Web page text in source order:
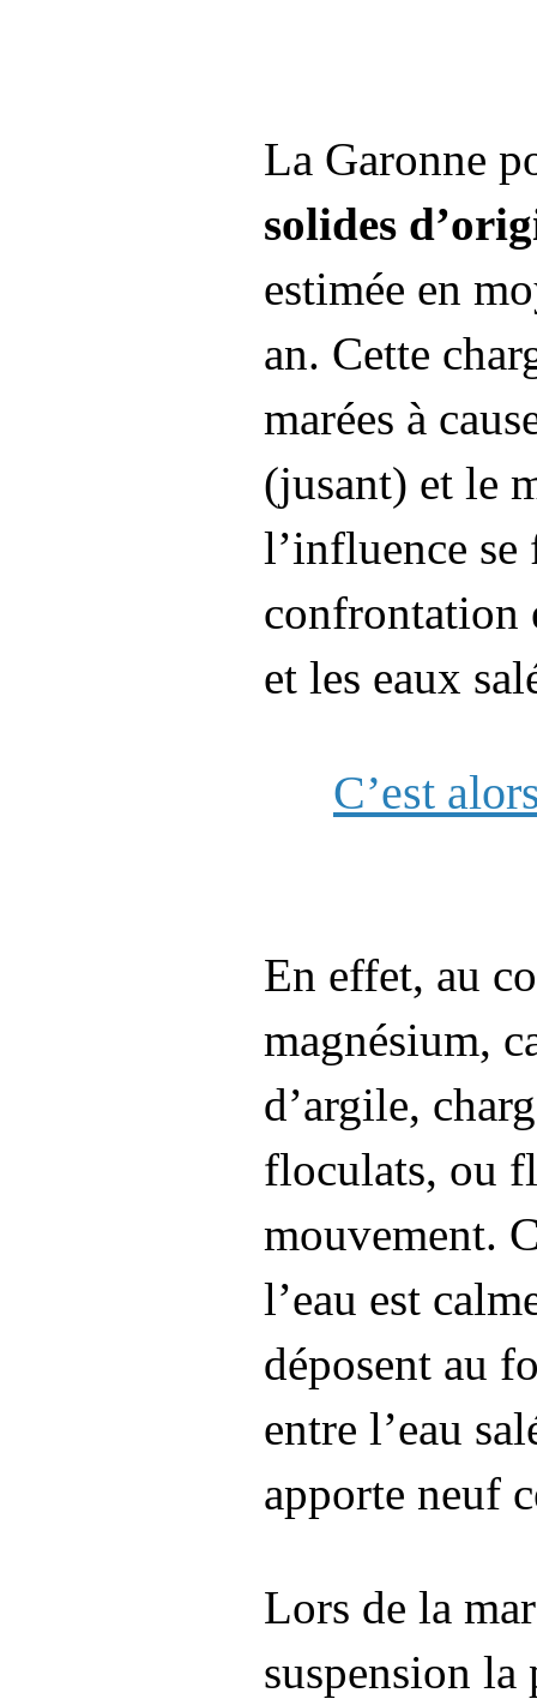
La Garonne
solides
estimée en
an. Cette
marées à
(jusant) et le
l’influence se
confrontation
et les eaux
C’est
En effet, au
magnésium,
d’argile,
floculats, ou
mouvement.
l’eau est
déposent au
entre l’eau
apporte neuf
Lors de la
suspension la